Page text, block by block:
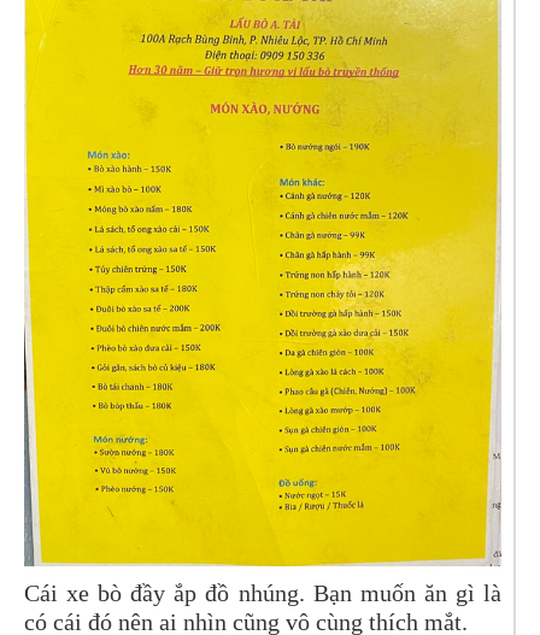
Cái xe bò đầy ắp đồ nhúng. Bạn muốn ăn gì là
có cái đó nên ai nhìn cũng vô cùng thích mắt.